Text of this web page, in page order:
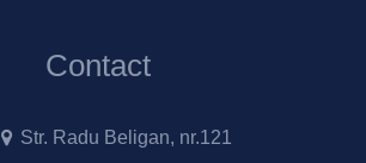
Contact
Str. Radu Beligan, nr.121